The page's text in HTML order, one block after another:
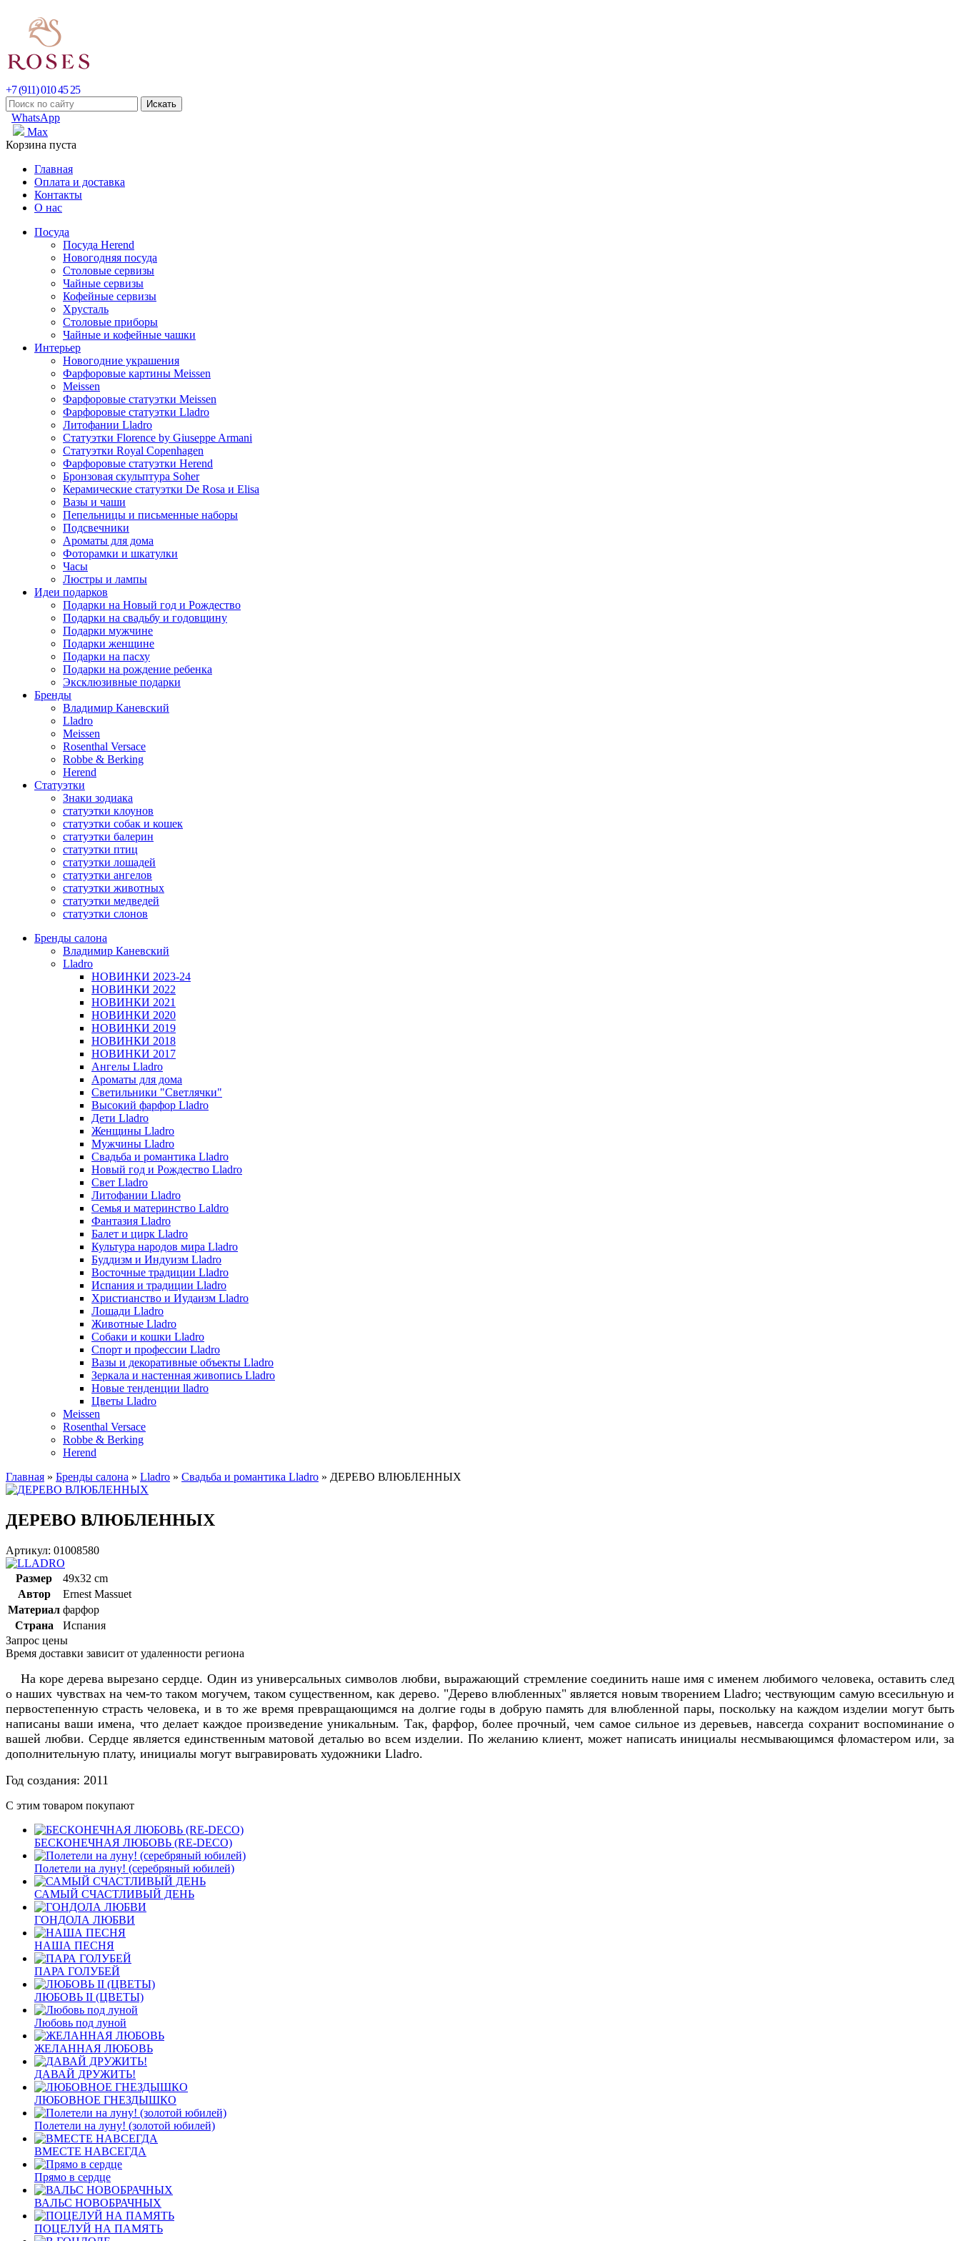
+7 (911) 010 45 25
WhatsApp
Max
Корзина пуста
Главная
Оплата и доставка
Контакты
О нас
Посуда
Посуда Herend
Новогодняя посуда
Столовые сервизы
Чайные сервизы
Кофейные сервизы
Хрусталь
Столовые приборы
Чайные и кофейные чашки
Интерьер
Новогодние украшения
Фарфоровые картины Meissen
Meissen
Фарфоровые статуэтки Meissen
Фарфоровые статуэтки Lladro
Литофании Lladro
Статуэтки Florence by Giuseppe Armani
Статуэтки Royal Copenhagen
Фарфоровые статуэтки Herend
Бронзовая скульптура Soher
Керамические статуэтки De Rosa и Elisa
Вазы и чаши
Пепельницы и письменные наборы
Подсвечники
Ароматы для дома
Фоторамки и шкатулки
Часы
Люстры и лампы
Идеи подарков
Подарки на Новый год и Рождество
Подарки на свадьбу и годовщину
Подарки мужчине
Подарки женщине
Подарки на пасху
Подарки на рождение ребенка
Эксклюзивные подарки
Бренды
Владимир Каневский
Lladro
Meissen
Rosenthal Versace
Robbe & Berking
Herend
Статуэтки
Знаки зодиака
статуэтки клоунов
статуэтки собак и кошек
статуэтки балерин
статуэтки птиц
статуэтки лошадей
статуэтки ангелов
статуэтки животных
статуэтки медведей
статуэтки слонов
Бренды салона
Владимир Каневский
Lladro
НОВИНКИ 2023-24
НОВИНКИ 2022
НОВИНКИ 2021
НОВИНКИ 2020
НОВИНКИ 2019
НОВИНКИ 2018
НОВИНКИ 2017
Ангелы Lladro
Ароматы для дома
Светильники "Светлячки"
Высокий фарфор Lladro
Дети Lladro
Женщины Lladro
Мужчины Lladro
Свадьба и романтика Lladro
Новый год и Рождество Lladro
Свет Lladro
Литофании Lladro
Семья и материнство Laldro
Фантазия Lladro
Балет и цирк Lladro
Культура народов мира Lladro
Буддизм и Индуизм Lladro
Восточные традиции Lladro
Испания и традиции Lladro
Христианство и Иудаизм Lladro
Лошади Lladro
Животные Lladro
Собаки и кошки Lladro
Спорт и профессии Lladro
Вазы и декоративные объекты Lladro
Зеркала и настенная живопись Lladro
Новые тенденции lladro
Цветы Lladro
Meissen
Rosenthal Versace
Robbe & Berking
Herend
Главная » Бренды салона » Lladro » Свадьба и романтика Lladro » ДЕРЕВО ВЛЮБЛЕННЫХ
ДЕРЕВО ВЛЮБЛЕННЫХ
Артикул: 01008580
Размер
49x32 cm
Автор
Ernest Massuet
Материал фарфор
Страна
Испания
Запрос цены
Время доставки зависит от удаленности региона
На коре дерева вырезано сердце. Один из универсальных символов любви, выражающий стремление соединить наше имя с именем любимого человека, оставить след
о наших чувствах на чем-то таком могучем, таком существенном, как дерево. "Дерево влюбленных" является новым творением Lladrо; чествующим самую всесильную и
первостепенную страсть человека, и в то же время превращающимся на долгие годы в добрую память для влюбленной пары, поскольку на каждом изделии могут быть
написаны ваши имена, что делает каждое произведение уникальным. Так, фарфор, более прочный, чем самое сильное из деревьев, навсегда сохранит воспоминание о
вашей любви. Сердце является единственным матовой деталью во всем изделии. По желанию клиент, может написать инициалы несмывающимся фломастером или, за
дополнительную плату, инициалы могут выгравировать художники Lladro.
Год создания: 2011
С этим товаром покупают
БЕСКОНЕЧНАЯ ЛЮБОВЬ (RE-DECO)
Полетели на луну! (серебряный юбилей)
САМЫЙ СЧАСТЛИВЫЙ ДЕНЬ
ГОНДОЛА ЛЮБВИ
НАША ПЕСНЯ
ПАРА ГОЛУБЕЙ
ЛЮБОВЬ II (ЦВЕТЫ)
Любовь под луной
ЖЕЛАННАЯ ЛЮБОВЬ
ДАВАЙ ДРУЖИТЬ!
ЛЮБОВНОЕ ГНЕЗДЫШКО
Полетели на луну! (золотой юбилей)
ВМЕСТЕ НАВСЕГДА
Прямо в сердце
ВАЛЬС НОВОБРАЧНЫХ
ПОЦЕЛУЙ НА ПАМЯТЬ